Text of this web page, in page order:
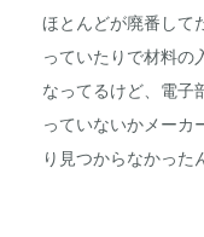
ほとんどが廃番して
っていたりで材料の
なってるけど、電子
っていないかメーカ
り見つからなかった